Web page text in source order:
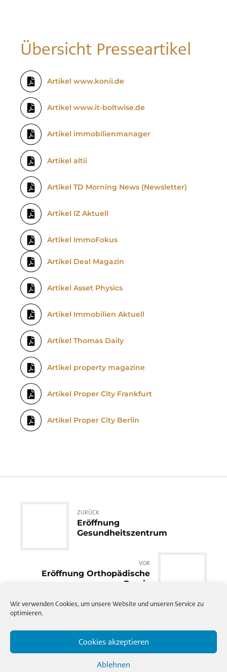
Wir verwenden Cookies, um unsere Website und unseren Service zu
optimieren.
Cookies akzeptieren
Ablehnen
Übersicht Presseartikel
Artikel www.konii.de
Artikel www.it-boltwise.de
Artikel immobilienmanager
Artikel altii
Artikel TD Morning News (Newsletter)
Artikel IZ Aktuell
Artikel ImmoFokus
Artikel Deal Magazin
Artikel Asset Physics
Artikel Immobilien Aktuell
Artikel Thomas Daily
Artikel property magazine
Artikel Proper City Frankfurt
Artikel Proper City Berlin
ZURÜCK
Eröffnung
Gesundheitszentrum
VOR
Eröffnung Orthopädische
Praxis